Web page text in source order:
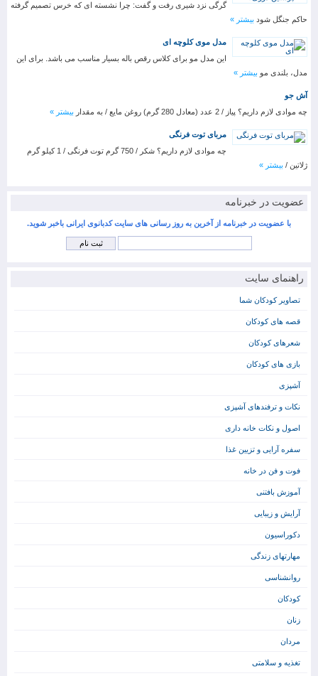
گرگی نزد شیری رفت و گفت: چرا نشسته ای که خرس تصمیم گرفته
حاکم جنگل شود بیشتر »
مدل موی کلوچه ای
این مدل مو برای کلاس رقص باله بسیار مناسب می باشد. برای این
مدل، بلندی مو بیشتر »
آش جو
چه موادی لازم داریم؟ پیاز / 2 عدد (معادل 280 گرم) روغن مایع / به مقدار
بیشتر »
مربای توت فرنگی
چه موادی لازم داریم؟ شکر / 750 گرم توت فرنگی / 1 کیلو گرم
ژلاتین / بیشتر »
عضویت در خبرنامه
با عضویت در خبرنامه از آخرین به روز رسانی های سایت کدبانوی ایرانی باخبر شوید.
راهنمای سایت
تصاویر کودکان شما
قصه های کودکان
شعرهای کودکان
بازی های کودکان
آشپزی
نکات و ترفندهای آشپزی
اصول و نکات خانه داری
سفره آرایی و تزیین غذا
فوت و فن در خانه
آموزش بافتنی
آرایش و زیبایی
دکوراسیون
مهارتهای زندگی
روانشناسی
کودکان
زنان
مردان
تغذیه و سلامتی